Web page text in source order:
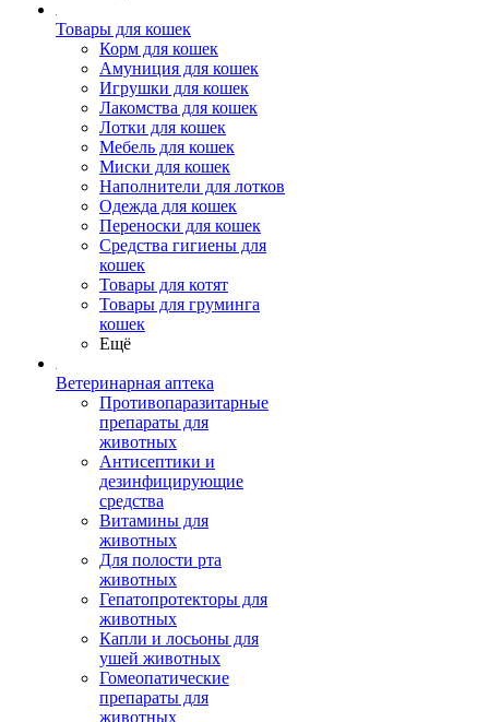
Товары для кошек
Корм для кошек
Амуниция для кошек
Игрушки для кошек
Лакомства для кошек
Лотки для кошек
Мебель для кошек
Миски для кошек
Наполнители для лотков
Одежда для кошек
Переноски для кошек
Средства гигиены для
кошек
Товары для котят
Товары для груминга
кошек
Ещё
Ветеринарная аптека
Противопаразитарные
препараты для
животных
Антисептики и
дезинфицирующие
средства
Витамины для
животных
Для полости рта
животных
Гепатопротекторы для
животных
Капли и лосьоны для
ушей животных
Гомеопатические
препараты для
животных